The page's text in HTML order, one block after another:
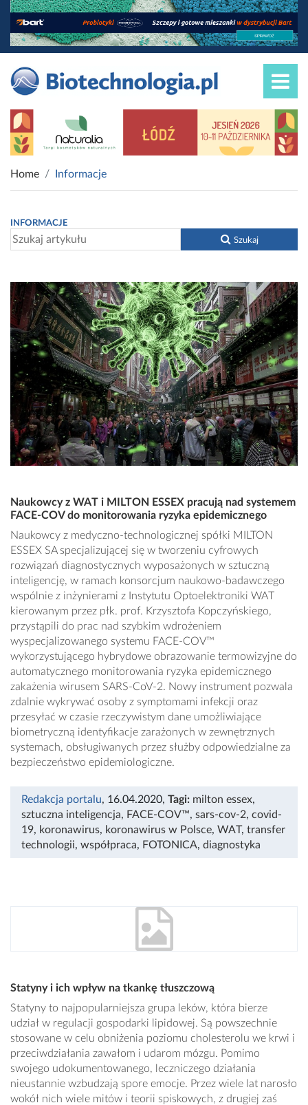
Home Informacje
INFORMACJE
Szukaj
Naukowcy z WAT i MILTON ESSEX pracują nad systemem
FACE-COV do monitorowania ryzyka epidemicznego
Naukowcy z medyczno-technologicznej spółki MILTON
ESSEX SA specjalizującej się w tworzeniu cyfrowych
rozwiązań diagnostycznych wyposażonych w sztuczną
inteligencję, w ramach konsorcjum naukowo-badawczego
wspólnie z inżynierami z Instytutu Optoelektroniki WAT
kierowanym przez płk. prof. Krzysztofa Kopczyńskiego,
przystąpili do prac nad szybkim wdrożeniem
wyspecjalizowanego systemu FACE-COV™
wykorzystującego hybrydowe obrazowanie termowizyjne do
automatycznego monitorowania ryzyka epidemicznego
zakażenia wirusem SARS-CoV-2. Nowy instrument pozwala
zdalnie wykrywać osoby z symptomami infekcji oraz
przesyłać w czasie rzeczywistym dane umożliwiające
biometryczną identyfikacje zarażonych w zewnętrznych
systemach, obsługiwanych przez służby odpowiedzialne za
bezpieczeństwo epidemiologiczne.
Redakcja portalu, 16.04.2020, Tagi: milton essex,
sztuczna inteligencja, FACE-COV™, sars-cov-2, covid-
19, koronawirus, koronawirus w Polsce, WAT, transfer
technologii, współpraca, FOTONICA, diagnostyka
Statyny i ich wpływ na tkankę tłuszczową
Statyny to najpopularniejsza grupa leków, która bierze
udział w regulacji gospodarki lipidowej. Są powszechnie
stosowane w celu obniżenia poziomu cholesterolu we krwi i
przeciwdziałania zawałom i udarom mózgu. Pomimo
swojego udokumentowanego, leczniczego działania
nieustannie wzbudzają spore emocje. Przez wiele lat narosło
wokół nich wiele mitów i teorii spiskowych, z drugiej zaś